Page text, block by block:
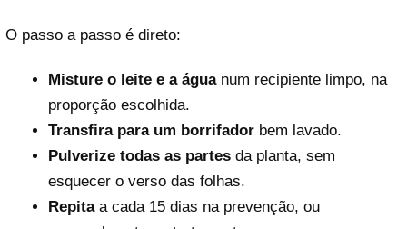
O passo a passo é direto:
Misture o leite e a águanum recipiente limpo, na
proporção escolhida.
Transfira para um borrifadorbem lavado.
Pulverize todas as partesda planta, sem
esquecer o verso das folhas.
Repitaa cada 15 dias na prevenção, ou